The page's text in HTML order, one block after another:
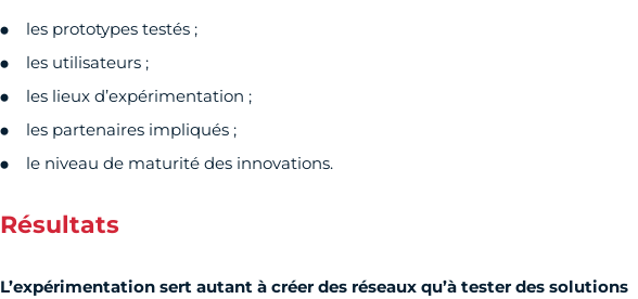
les prototypes testés ;
les utilisateurs ;
les lieux d’expérimentation ;
les partenaires impliqués ;
le niveau de maturité des innovations.
Résultats
L’expérimentation sert autant à créer des réseaux qu’à tester des solutions